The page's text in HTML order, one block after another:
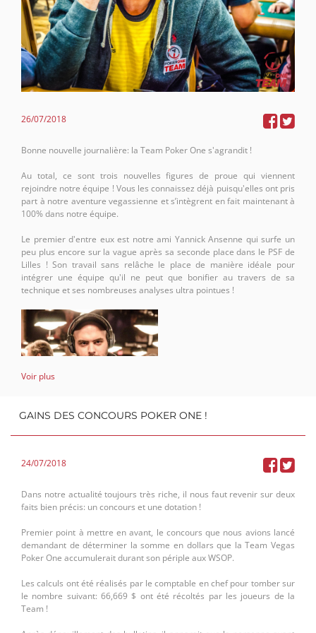
26/07/2018
Bonne nouvelle journalière: la Team Poker One s'agrandit !
Au total, ce sont trois nouvelles figures de proue qui viennent
rejoindre notre équipe ! Vous les connaissez déjà puisqu'elles ont pris
part à notre aventure vegassienne et s’intègrent en fait maintenant à
100% dans notre équipe.
Le premier d'entre eux est notre ami Yannick Ansenne qui surfe un
peu plus encore sur la vague après sa seconde place dans le PSF de
Lilles ! Son travail sans relâche le place de manière idéale pour
intégrer une équipe qu'il ne peut que bonifier au travers de sa
technique et ses nombreuses analyses ultra pointues !
Second adhérant et non des moindre: Jean-Marie Vandeborne ! Aussi
du voyage vegassien, il n'a plus à faire ses preuves sur le circuit tant il
est déjà connu et apprécié des joueurs belges et étrangers ! Son
expérience aux tables est pour ainsi dire énorme, tout comme sa
motivation est sans relâche. Il est de ceux qui bonifient les autres, son
statut de coach fera sans conteste grimper la qualité globale de
l'équipe.
Troisième larron, notre ami Gil Thierry que vous aviez aussi pu
découvrir au travers de l'épopée vegassienne. Encore une fois, nous
pouvons dire que son sérieux n'a d'égal que son travail. Si il en est
arrivé là où il se trouve, il le doit à son sérieux et à son jusqu’au
Voir plus
GAINS DES CONCOURS POKER ONE !
24/07/2018
Dans notre actualité toujours très riche, il nous faut revenir sur deux
faits bien précis: un concours et une dotation !
Premier point à mettre en avant, le concours que nous avions lancé
demandant de déterminer la somme en dollars que la Team Vegas
Poker One accumulerait durant son périple aux WSOP.
Les calculs ont été réalisés par le comptable en chef pour tomber sur
le nombre suivant: 66,669 $ ont été récoltés par les joueurs de la
Team !